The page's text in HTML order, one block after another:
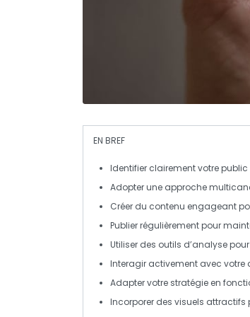
EN BREF
Identifier clairement votrepublic
Adopter une approche
Créer du contenu engageant
Publierrégulièrementpour
Utiliser des outils d’analyse
Interagir activement avec votre
Adapter votre stratégie en
Incorporer des visuels attractifs